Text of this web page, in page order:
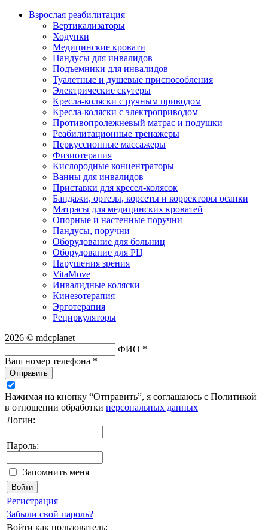
Взрослая реабилитация
Вертикализаторы
Ходунки
Медицинские кровати
Пандусы для инвалидов
Подъемники для инвалидов
Туалетные и душевые приспособления
Электрические скутеры
Кресла-коляски с ручным приводом
Кресла-коляски с электроприводом
Противопролежневый матрас и подушки
Реабилитационные тренажеры
Перкуссионные массажеры
Физиотерапия
Кислородные концентраторы
Ванны для инвалидов
Приставки для кресел-колясок
Бандажи, ортезы, корсеты и корректоры осанки
Матрасы для медицинских кроватей
Опорные и настенные поручни
Пандусы, поручни
Оборудование для больниц
Оборудование для РЦ
Нарушения зрения
VitaMove
Инвалидные коляски
Кинезотерапия
Эрготерапия
Рециркуляторы
2026 © mdcplanet
ФИО *
Ваш номер телефона *
Отправить
Нажимая на кнопку “Отправить”, я соглашаюсь с Политикой
в отношении обработки персональных данных
Логин:
Пароль:
Запомнить меня
Регистрация
Забыли свой пароль?
Войти как пользователь: